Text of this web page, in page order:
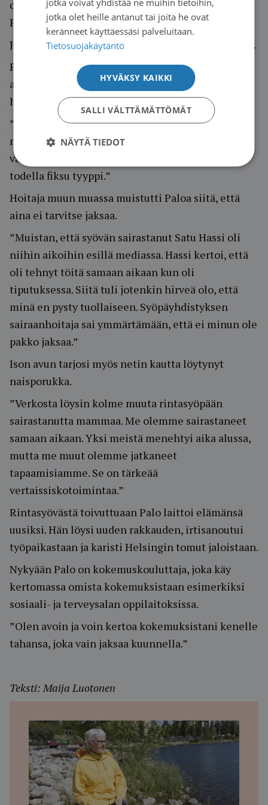
oireiden vähenemistä nyt, kun lääkitys loppui”,
Palo hymähtää.
Juuri vaihdevuosioireiden takia viuhkoja tarvitaan.
Palo on saanut apua ja voimia paitsi iloisesta
asenteestaan myös vertaisistaan. Sairastuessaan
hän haki tukea monesta suunnasta.
”Asuin sairastumisen aikaan Nurmijärvellä ja
menin Riihimäelle paikallisen Syöpäyhdistyksen
vastaanotolle. Siellä oli ihana sairaanhoitaja,
todella fiksu tyyppi.”
Hoitaja muun muassa muistutti Paloa siitä, että
aina ei tarvitse jaksaa.
”Muistan, että syövän sairastanut Satu Hassi oli
niihin aikoihin esillä mediassa. Hassi kertoi, että
oli tehnyt töitä samaan aikaan kun oli
tiputuksessa. Siitä tuli jotenkin hirveä olo, että
minä en pysty tuollaiseen. Syöpäyhdistyksen
sairaanhoitaja sai ymmärtämään, että ei minun ole
pakko jaksaa.”
Ison avun tarjosi myös netin kautta löytynyt
naisporukka.
”Verkosta löysin kolme muuta rintasyöpään
sairastanutta mammaa. Me olemme sairastaneet
samaan aikaan. Yksi meistä menehtyi aika alussa,
mutta me muut olemme jatkaneet
tapaamisiamme. Se on tärkeää
vertaissiskotoimintaa.”
Rintasyövästä toivuttuaan Palo laittoi elämänsä
uusiksi. Hän löysi uuden rakkauden, irtisanoutui
työpaikastaan ja karisti Helsingin tomut jaloistaan.
Nykyään Palo on kokemuskouluttaja, joka käy
kertomassa omista kokemuksistaan esimerkiksi
sosiaali- ja terveysalan oppilaitoksissa.
”Olen avoin ja voin kertoa kokemuksistani kenelle
tahansa, joka vain jaksaa kuunnella.”
Teksti: Maija Luotonen
jotka olet heille antanut tai joita he ovat
keränneet käyttäessäsi palveluitaan.
Tietosuojakäytäntö
HYVÄKSY KAIKKI
SALLI VÄLTTÄMÄTTÖMÄT
NÄYTÄ TIEDOT